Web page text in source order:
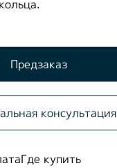
Предзаказ
консультация
Где купить